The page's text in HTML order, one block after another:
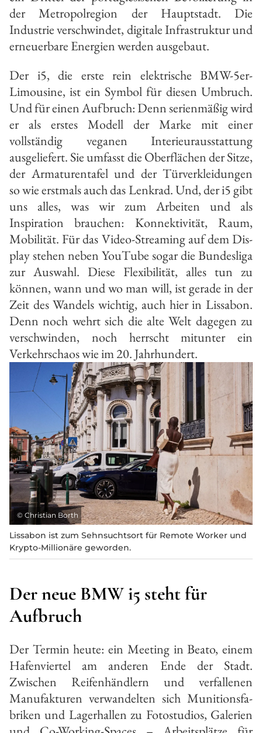
© Christian Borth
Lissabon ist zum Sehnsuchtsort für Remote Worker und
Krypto-Millionäre geworden.
der Metropolregion der Hauptstadt. Die
Industrie verschwindet, digitale Infra­struktur und
erneuerbare Energien werden ausgebaut.
Der i5, die erste rein elektrische BMW­-5er­-
Limousine, ist ein Symbol für diesen Umbruch.
Und für einen Aufbruch: Denn serienmäßig wird
er als erstes Modell der Marke mit einer
vollständig veganen Interieurausstat­tung
ausgeliefert. Sie umfasst die Oberflächen der Sitze,
der Armatu­rentafel und der Türverkleidungen
so­ wie erstmals auch das Lenkrad. Und, der i5 gibt
uns alles, was wir zum Ar­beiten und als
Inspiration brauchen: Konnektivität, Raum,
Mobilität. Für das Video-Streaming auf dem Dis­
play stehen neben YouTube sogar die Bundesliga
zur Auswahl. Diese Flexi­bilität, alles tun zu
können, wann und wo man will, ist gerade in der
Zeit des Wandels wichtig, auch hier in Lissa­bon.
Denn noch wehrt sich die alte Welt dagegen zu
verschwinden, noch herrscht mitunter ein
Verkehrschaos wie im 20. Jahrhundert.
Der neue BMW i5 steht für
Aufbruch
Der Termin heute: ein Meeting in Beato, einem
Hafenviertel am ande­ren Ende der Stadt.
Zwischen Reifenhändlern und verfallenen
Manufak­turen verwandelten sich Munitionsfa­
briken und Lagerhallen zu Fotostu­dios, Galerien